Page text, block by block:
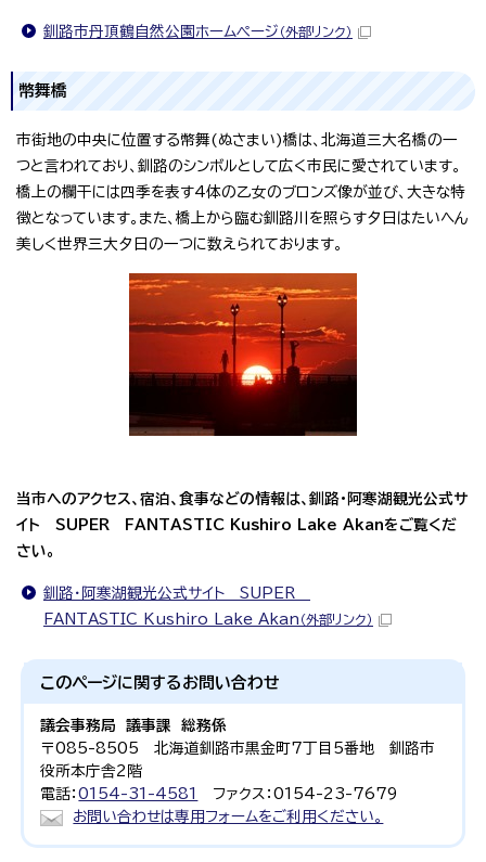
釧路市丹頂鶴自然公園ホームページ （外部リンク）
幣舞橋
市街地の中央に位置する幣舞(ぬさまい)橋は、北海道三大名橋の一
つと言われており、釧路のシンボルとして広く市民に愛されています。
橋上の欄干には四季を表す4体の乙女のブロンズ像が並び、大きな特
徴となっています。また、橋上から臨む釧路川を照らす夕日はたいへん
美しく世界三大夕日の一つに数えられております。
当市へのアクセス、宿泊、食事などの情報は、釧路・阿寒湖観光公式サ
イト SUPER FANTASTIC Kushiro Lake Akanをご覧くだ
さい。
釧路・阿寒湖観光公式サイト SUPER
FANTASTIC Kushiro Lake Akan （外部リンク）
このページに関する お問い合わせ
議会事務局 議事課 総務係
〒085-8505 北海道釧路市黒金町7丁目5番地 釧路市
役所本庁舎2階
電話：0154-31-4581
ファクス：0154-23-7679
お問い合わせは専用フォームをご利用ください。